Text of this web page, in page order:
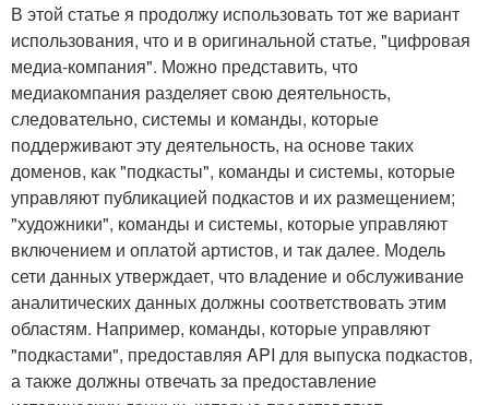
В этой статье я продолжу использовать тот же вариант
использования, что и в оригинальной статье, "цифровая
медиа-компания". Можно представить, что
медиакомпания разделяет свою деятельность,
следовательно, системы и команды, которые
поддерживают эту деятельность, на основе таких
доменов, как "подкасты", команды и системы, которые
управляют публикацией подкастов и их размещением;
"художники", команды и системы, которые управляют
включением и оплатой артистов, и так далее. Модель
сети данных утверждает, что владение и обслуживание
аналитических данных должны соответствовать этим
областям. Например, команды, которые управляют
"подкастами", предоставляя API для выпуска подкастов,
а также должны отвечать за предоставление